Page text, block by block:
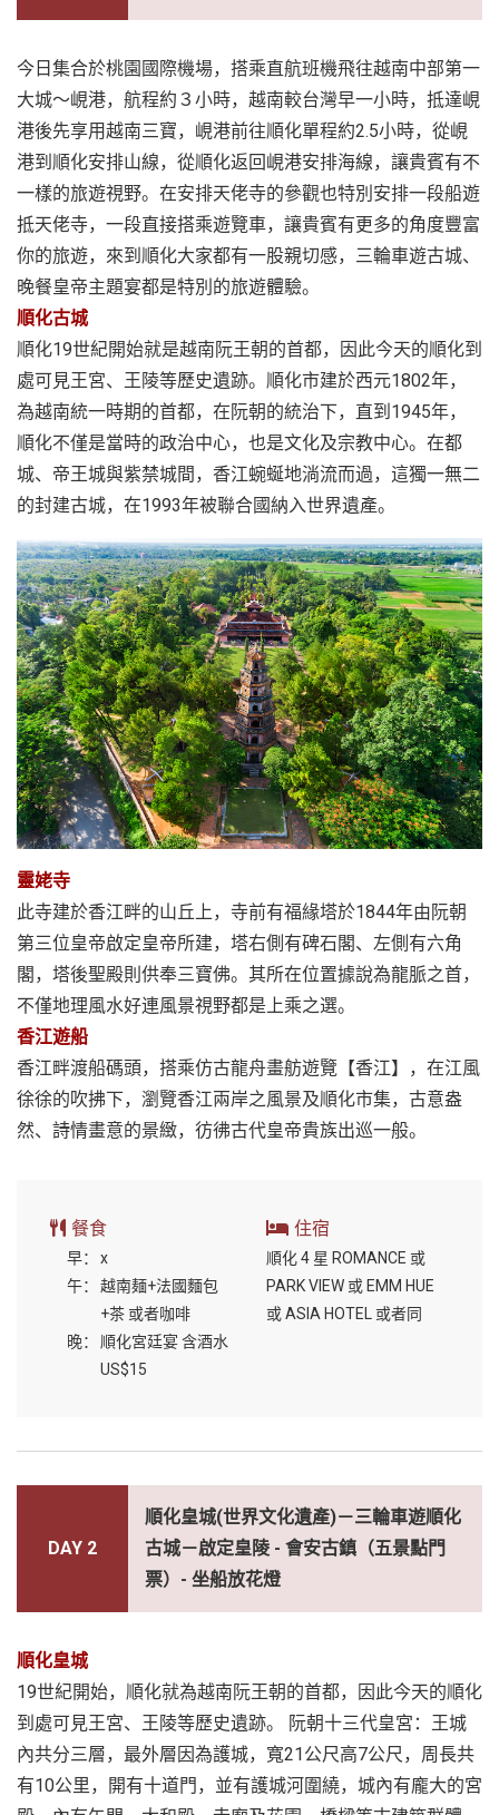
今日集合於桃園國際機場，搭乘直航班機飛往越南中部第一
大城～峴港，航程約３小時，越南較台灣早一小時，抵達峴
港後先享用越南三寶，峴港前往順化單程約2.5小時，從峴
港到順化安排山線，從順化返回峴港安排海線，讓貴賓有不
一樣的旅遊視野。在安排天佬寺的參觀也特別安排一段船遊
抵天佬寺，一段直接搭乘遊覽車，讓貴賓有更多的角度豐富
你的旅遊，來到順化大家都有一股親切感，三輪車遊古城、
晚餐皇帝主題宴都是特別的旅遊體驗。
順化古城
順化19世紀開始就是越南阮王朝的首都，因此今天的順化到
處可見王宮、王陵等歷史遺跡。順化市建於西元1802年，
為越南統一時期的首都，在阮朝的統治下，直到1945年，
順化不僅是當時的政治中心，也是文化及宗教中心。在都
城、帝王城與紫禁城間，香江蜿蜒地淌流而過，這獨一無二
的封建古城，在1993年被聯合國納入世界遺產。
靈姥寺
此寺建於香江畔的山丘上，寺前有福緣塔於1844年由阮朝
第三位皇帝啟定皇帝所建，塔右側有碑石閣、左側有六角
閣，塔後聖殿則供奉三寶佛。其所在位置據說為龍脈之首，
不僅地理風水好連風景視野都是上乘之選。
香江遊船
香江畔渡船碼頭，搭乘仿古龍舟畫舫遊覽【香江】，在江風
徐徐的吹拂下，瀏覽香江兩岸之風景及順化市集，古意盎
然、詩情畫意的景緻，彷彿古代皇帝貴族出巡一般。
餐食
早：
x
午：
越南麺+法國麵包
+茶 或者咖啡
晚：
順化宮廷宴 含酒水
US$15
住宿
順化 4 星 ROMANCE 或
PARK VIEW 或 EMM HUE
或 ASIA HOTEL 或者同
DAY 2
順化皇城(世界文化遺產)－三輪車遊順化
古城－啟定皇陵 - 會安古鎮（五景點門
票）- 坐船放花燈
順化皇城
19世紀開始，順化就為越南阮王朝的首都，因此今天的順化
到處可見王宮、王陵等歷史遺跡。 阮朝十三代皇宮：王城
內共分三層，最外層因為護城，寬21公尺高7公尺，周長共
有10公里，開有十道門，並有護城河圍繞，城內有龐大的宮